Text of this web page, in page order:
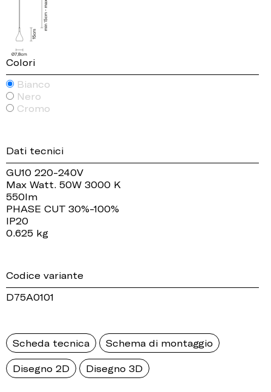
Colori
Bianco
Nero
Cromo
Dati tecnici
GU10 220-240V
Max Watt. 50W 3000 K
550lm
PHASE CUT 30%-100%
IP20
0.625 kg
Codice variante
D75A0101
Scheda tecnica Schema di montaggio
Disegno 2D Disegno 3D